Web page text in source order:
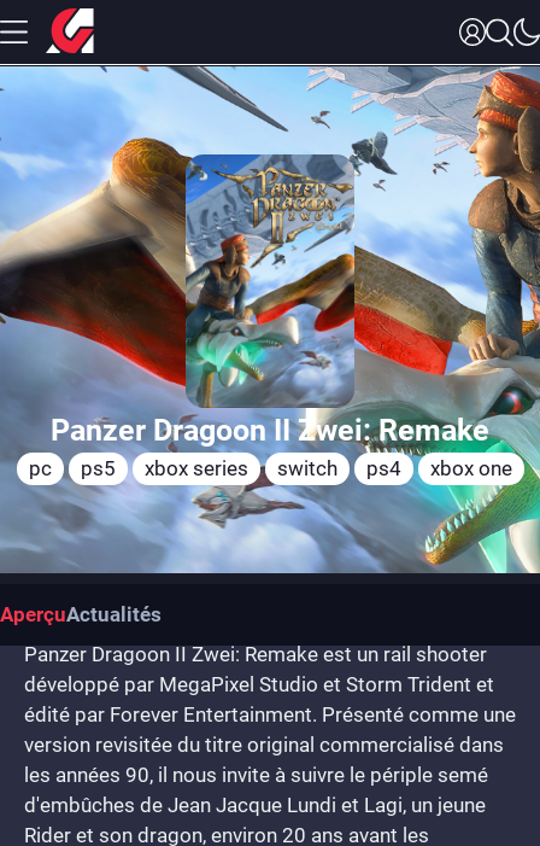
Panzer Dragoon II Zwei: Remake
pc ps5 xbox series switch ps4 xbox one
AperçuActualités
Panzer Dragoon II Zwei: Remake est un rail shooter
développé par MegaPixel Studio et Storm Trident et
édité par Forever Entertainment. Présenté comme une
version revisitée du titre original commercialisé dans
les années 90, il nous invite à suivre le périple semé
d'embûches de Jean Jacque Lundi et Lagi, un jeune
Rider et son dragon, environ 20 ans avant les